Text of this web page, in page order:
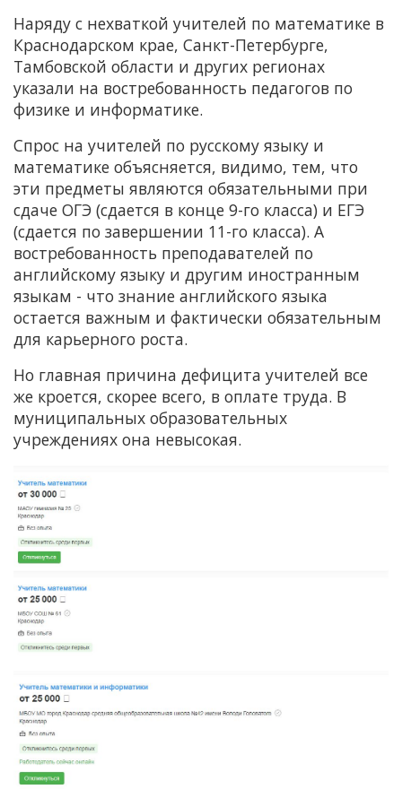
Наряду с нехваткой учителей по математике в
Краснодарском крае, Санкт-Петербурге,
Тамбовской области и других регионах
указали на востребованность педагогов по
физике и информатике.
Спрос на учителей по русскому языку и
математике объясняется, видимо, тем, что
эти предметы являются обязательными при
сдаче ОГЭ (сдается в конце 9-го класса) и ЕГЭ
(сдается по завершении 11-го класса). А
востребованность преподавателей по
английскому языку и другим иностранным
языкам - что знание английского языка
остается важным и фактически обязательным
для карьерного роста.
Но главная причина дефицита учителей все
же кроется, скорее всего, в оплате труда. В
муниципальных образовательных
учреждениях она невысокая.